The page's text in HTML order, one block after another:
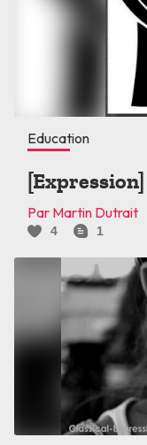
Education
Par Martin Dutrait
4 1